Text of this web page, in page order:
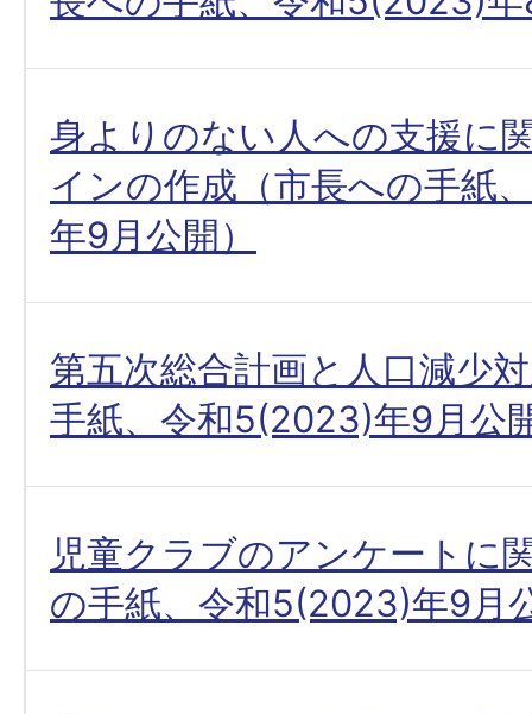
身よりのない人への支援に
インの作成（市長への手紙
年9月公開）
第五次総合計画と人口減少
手紙、令和5(2023)年9月公
児童クラブのアンケートに
の手紙、令和5(2023)年9月